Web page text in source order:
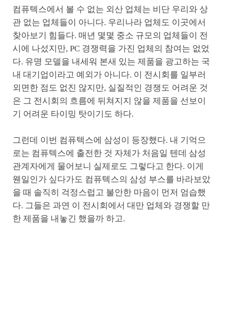
컴퓨텍스에서 볼 수 없는 외산 업체는 비단 우리와 상
관 없는 업체들이 아니다. 우리나라 업체도 이곳에서
찾아보기 힘들다. 매년 몇몇 중소 규모의 업체들이 전
시에 나섰지만, PC 경쟁력을 가진 업체의 참여는 없었
다. 유명 모델을 내세워 본새 있는 제품을 광고하는 국
내 대기업이라고 예외가 아니다. 이 전시회를 일부러
외면한 점도 없진 않지만, 실질적인 경쟁도 어려운 것
은 그 전시회의 흐름에 뒤쳐지지 않을 제품을 선보이
기 어려운 타이밍 탓이기도 하다.
그런데 이번 컴퓨텍스에 삼성이 등장했다. 내 기억으
로는 컴퓨텍스에 출전한 것 자체가 처음일 텐데 삼성
관계자에게 물어보니 실제로도 그렇다고 한다. 이게
웬일인가 싶다가도 컴퓨텍스의 삼성 부스를 바라보았
을 때 솔직히 걱정스럽고 불안한 마음이 먼저 엄습했
다. 그들은 과연 이 전시회에서 대만 업체와 경쟁할 만
한 제품을 내놓긴 했을까 하고.